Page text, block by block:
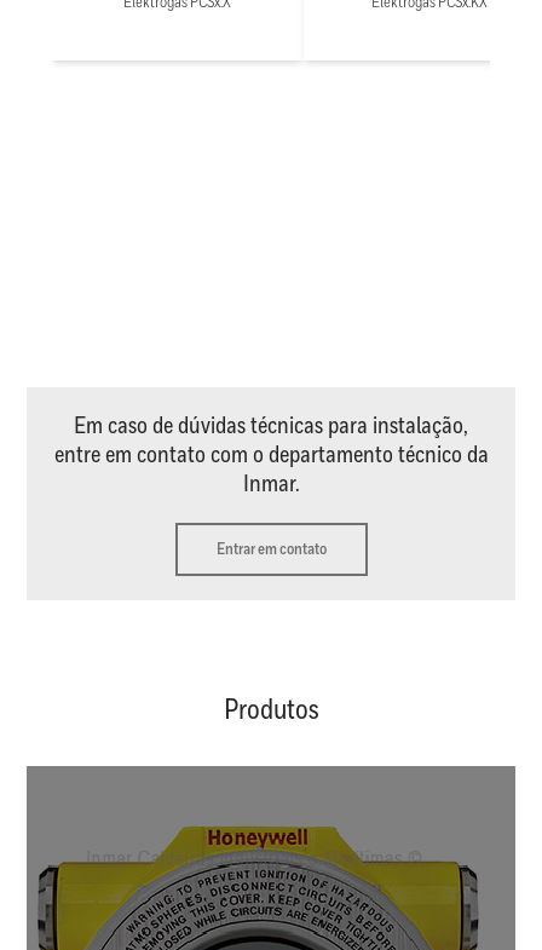
Em caso de dúvidas técnicas para instalação,
entre em contato com o departamento técnico da
Inmar.
Entrar em contato
Produtos